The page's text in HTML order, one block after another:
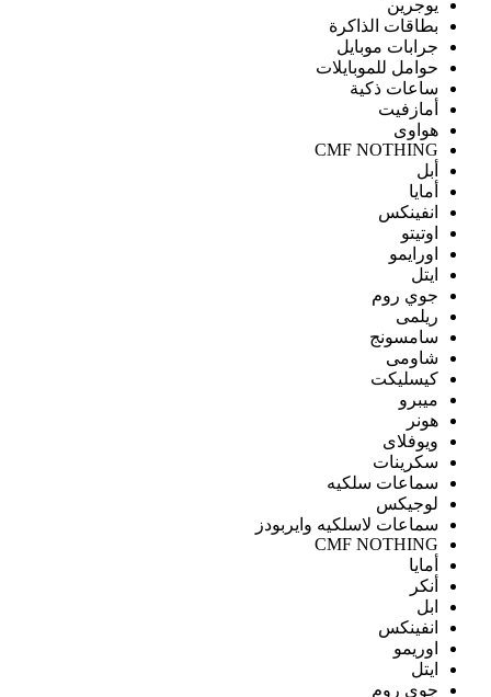
يوجرين
بطاقات الذاكرة
جرابات موبايل
حوامل للموبايلات
ساعات ذكية
أمازفيت
هواوى
CMF NOTHING
أبل
أمايا
انفينكس
اوتيتو
اورايمو
ايتل
جوي روم
ريلمى
سامسونج
شاومى
كيسليكت
ميبرو
هونر
ويوفلاى
سكرينات
سماعات سلكيه
لوجيكس
سماعات لاسلكيه وايربودز
CMF NOTHING
أمايا
أنكر
ابل
انفينكس
اوريمو
ايتل
جوي روم